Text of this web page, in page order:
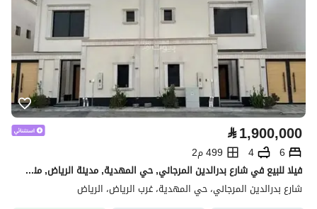
⃁1,900,000
6
4
499 م2
فيلا للبيع في شارع بدرالدين المرجاني, حي المهدية, مدينة الرياض, منطقة الرياض
شارع بدرالدين المرجاني، حي المهدية، غرب الرياض، الرياض